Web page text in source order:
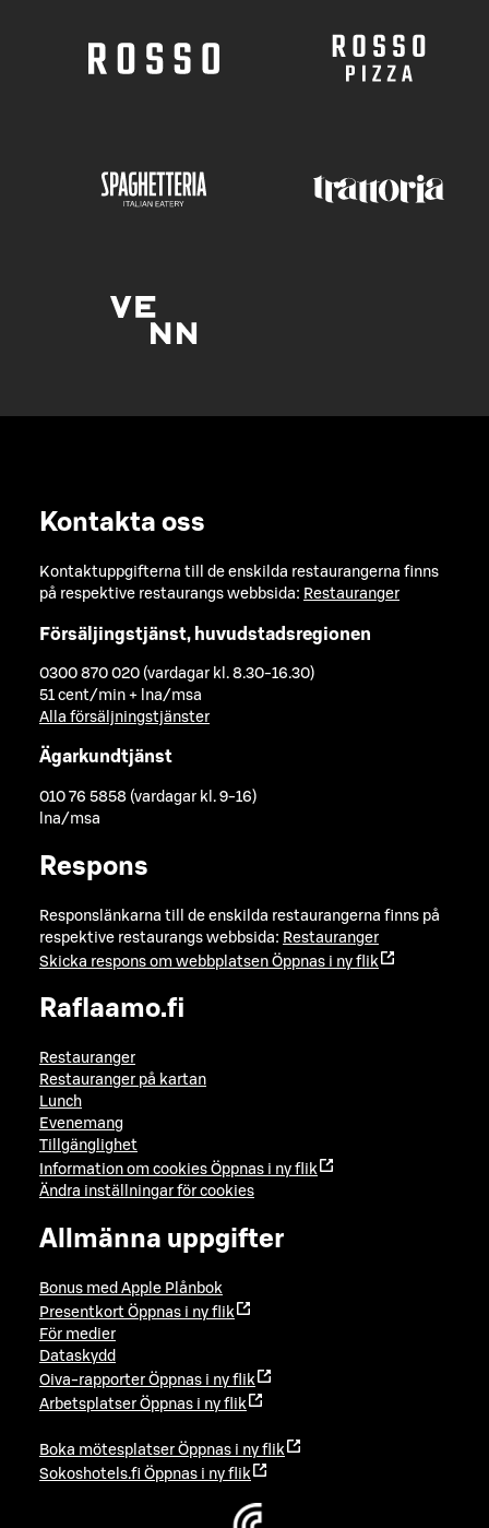
Kontakta oss
Kontaktuppgifterna till de enskilda restaurangerna finns
på respektive restaurangs webbsida: Restauranger
Försäljingstjänst, huvudstadsregionen
0300 870 020 (vardagar kl. 8.30-16.30)
51 cent/min + lna/msa
Alla försäljningstjänster
Ägarkundtjänst
010 76 5858 (vardagar kl. 9-16)
lna/msa
Respons
Responslänkarna till de enskilda restaurangerna finns på
respektive restaurangs webbsida: Restauranger
Skicka respons om webbplatsen Öppnas i ny flik
Raflaamo.fi
Restauranger
Restauranger på kartan
Lunch
Evenemang
Tillgänglighet
Information om cookies Öppnas i ny flik
Ändra inställningar för cookies
Allmänna uppgifter
Bonus med Apple Plånbok
Presentkort Öppnas i ny flik
För medier
Dataskydd
Oiva-rapporter Öppnas i ny flik
Arbetsplatser Öppnas i ny flik
Boka mötesplatser Öppnas i ny flik
Sokoshotels.fi Öppnas i ny flik